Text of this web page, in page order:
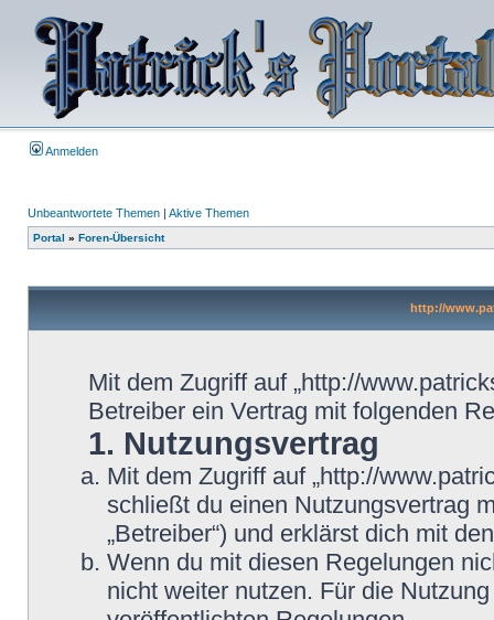
Anmelden
Unbeantwortete Themen | Aktive Themen
Portal » Foren-Übersicht
http://
Mit dem Zugriff auf „http://
Betreiber ein Vertrag mit folgenden
1. Nutzungsvertrag
Mit dem Zugriff auf „http://
schließt du einen Nutzungsvertrag
„Betreiber“) und erklärst dich mit
Wenn du mit diesen Regelungen
nicht weiter nutzen. Für die